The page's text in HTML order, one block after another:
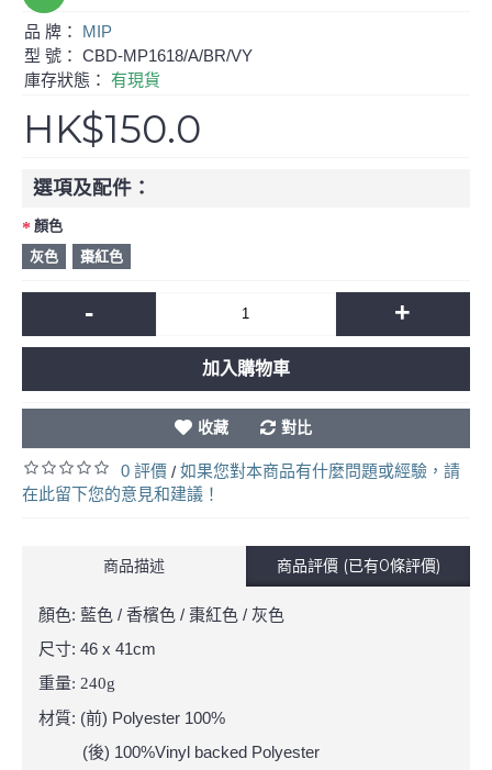
品 牌： MIP
型 號： CBD-MP1618/A/BR/VY
庫存狀態： 有現貨
HK$150.0
選項及配件：
顏色
灰色
棗紅色
- +
加入購物車
收藏 對比
0 評價 / 如果您對本商品有什麼問題或經驗，請
在此留下您的意見和建議！
商品描述 商品評價 (已有0條評價)
顏色: 藍色 / 香檳色 / 棗紅色 / 灰色
尺寸: 46 x 41cm
重量: 240g
材質: (前) Polyester 100%
(後) 100%Vinyl backed Polyester